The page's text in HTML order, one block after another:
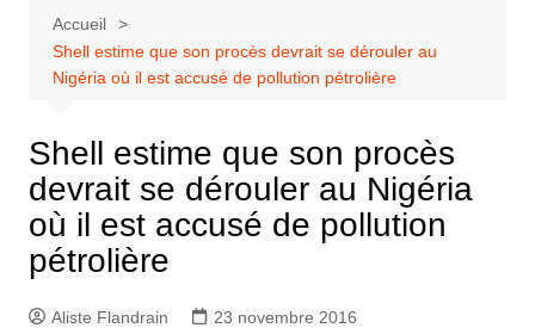
Accueil
Shell estime que son procès devrait se dérouler au
Nigéria où il est accusé de pollution pétrolière
Shell estime que son procès
devrait se dérouler au Nigéria
où il est accusé de pollution
pétrolière
Aliste Flandrain
23 novembre 2016